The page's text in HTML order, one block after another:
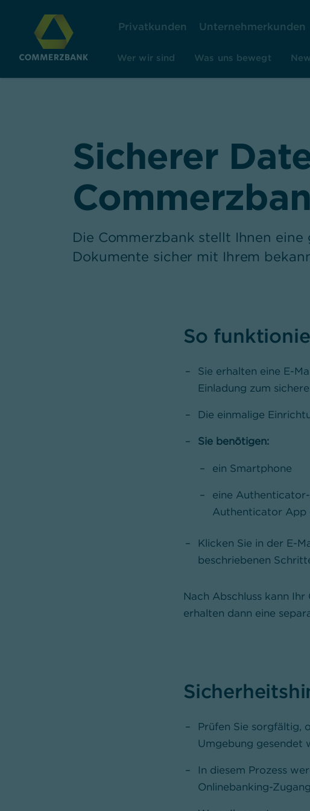
Privatkunden Unternehmerkunden
Wer wir sind Was uns bewegt
Sicherer
Die Commerzbank stellt Ihnen
Dokumente sicher mit Ihrem
So
Sie erhalten eine E-
Einladung zum
Die einmalige
Sie benötigen:
ein Smartphone
eine
Authenticator App
Klicken Sie in der E-
beschriebenen
Nach Abschluss kann
erhalten dann eine
Prüfen Sie sorgfältig,
Umgebung gesendet
In diesem Prozess
Onlinebanking-